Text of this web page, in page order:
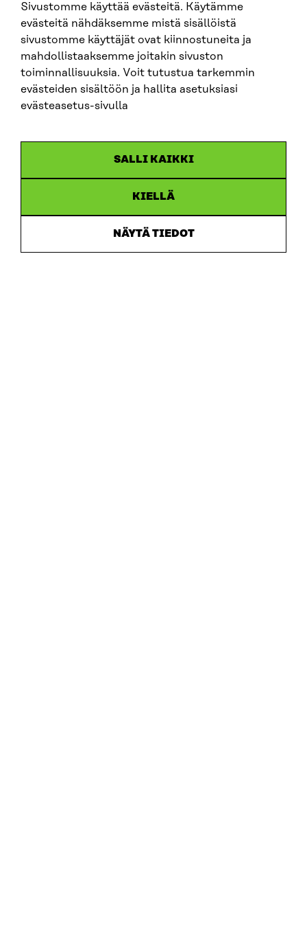
Sivustomme käyttää evästeitä. Käytämme
evästeitä nähdäksemme mistä sisällöistä
sivustomme käyttäjät ovat kiinnostuneita ja
mahdollistaaksemme joitakin sivuston
toiminnallisuuksia. Voit tutustua tarkemmin
evästeiden sisältöön ja hallita asetuksiasi
evästeasetus-sivulla
SALLI KAIKKI
KIELLÄ
NÄYTÄ TIEDOT
ARTIKEL
Miljöpolitikexperten Kimmo Tiilikainen stärker